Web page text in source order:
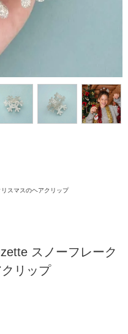
リスマスのヘアクリップ
スノーフレーク
リップ